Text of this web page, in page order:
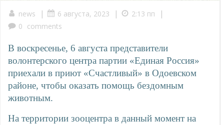
news | 6 августа, 2023 | 2:13 пп |
0 comments
В воскресенье, 6 августа представители
волонтерского центра партии «Единая Россия»
приехали в приют «Счастливый» в Одоевском
районе, чтобы оказать помощь бездомным
животным.
На территории зооцентра в данный момент на